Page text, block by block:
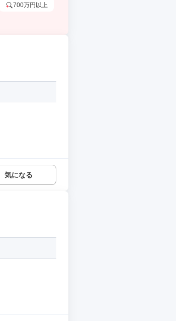
700万円以上
気になる